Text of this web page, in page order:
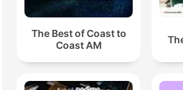
The Best of Coast to
Coast AM